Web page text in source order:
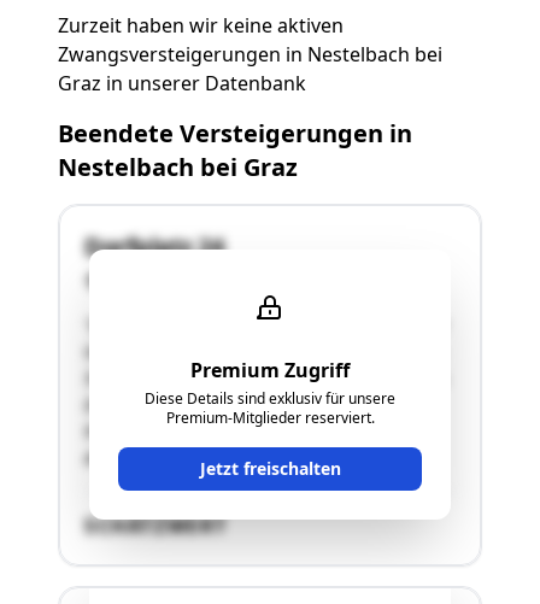
Zurzeit haben wir keine aktiven
Zwangsversteigerungen in Nestelbach bei
Graz in unserer Datenbank
Beendete Versteigerungen in
Nestelbach bei Graz
Premium Zugriff
Diese Details sind exklusiv für unsere
Premium-Mitglieder reserviert.
Jetzt freischalten
Dorfplatz 24
"Die Bewertungsliegenschaft befindet sich in der
Gemeinde Nestelbach, Zentrum / Dorfplatz – ca.
50 m südöstlich des Ortszentrums am Dorfplatz.
Die Liegenschaft mit der Grundstücknummer
95/5 erstreckt sich in 2. Reihe entlang – östlich
der Dorfstraße. Sie ist an den …"
SCHÄTZWERT